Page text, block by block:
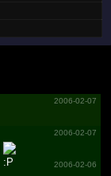
2006-02-07
2006-02-07
2006-02-06